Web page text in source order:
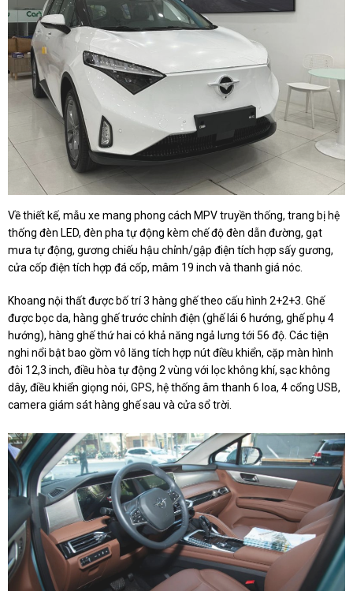
Về thiết kế, mẫu xe mang phong cách MPV truyền thống, trang bị hệ
thống đèn LED, đèn pha tự động kèm chế độ đèn dẫn đường, gạt
mưa tự động, gương chiếu hậu chỉnh/gập điện tích hợp sấy gương,
cửa cốp điện tích hợp đá cốp, mâm 19 inch và thanh giá nóc.
Khoang nội thất được bố trí 3 hàng ghế theo cấu hình 2+2+3. Ghế
được bọc da, hàng ghế trước chỉnh điện (ghế lái 6 hướng, ghế phụ 4
hướng), hàng ghế thứ hai có khả năng ngả lưng tới 56 độ. Các tiện
nghi nổi bật bao gồm vô lăng tích hợp nút điều khiển, cặp màn hình
đôi 12,3 inch, điều hòa tự động 2 vùng với lọc không khí, sạc không
dây, điều khiển giọng nói, GPS, hệ thống âm thanh 6 loa, 4 cổng USB,
camera giám sát hàng ghế sau và cửa sổ trời.